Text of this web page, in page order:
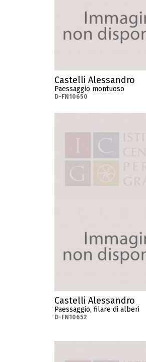
Castelli Alessandro
Paessaggio montuoso
D-FN10650
Castelli Alessandro
Paessaggio, filare di alberi
D-FN10652